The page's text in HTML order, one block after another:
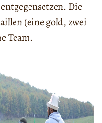
Die
(eine gold, zwei
Team.